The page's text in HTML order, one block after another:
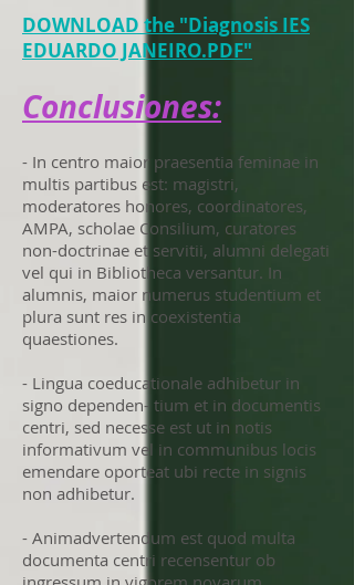
DOWNLOAD the "Diagnosis IES
EDUARDO JANEIRO.PDF"
Conclusiones:
- In centro maior praesentia feminae in
multis partibus est: magistri,
moderatores honores, coordinatores,
AMPA, scholae Consilium, curatores
non-doctrinae et servitii, alumni delegati
vel qui in Bibliotheca versantur. In
alumnis, maior numerus studentium et
plura sunt res in coexistentia
quaestiones.
- Lingua coeducationale adhibetur in
signo dependen- tium et in documentis
centri, sed necesse est ut in notis
informativum vel in communibus locis
emendare oporteat ubi recte in signis
non adhibetur.
- Animadvertendum est quod multa
documenta centri recensentur ob